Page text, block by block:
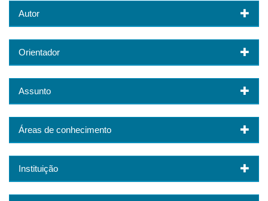
Autor
Orientador
Assunto
Áreas de conhecimento
Instituição